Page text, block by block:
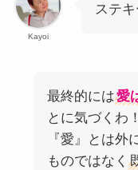
Kayoi
ステ
最終的には愛
とに気づくわ！
『愛』とは外
ものではなく